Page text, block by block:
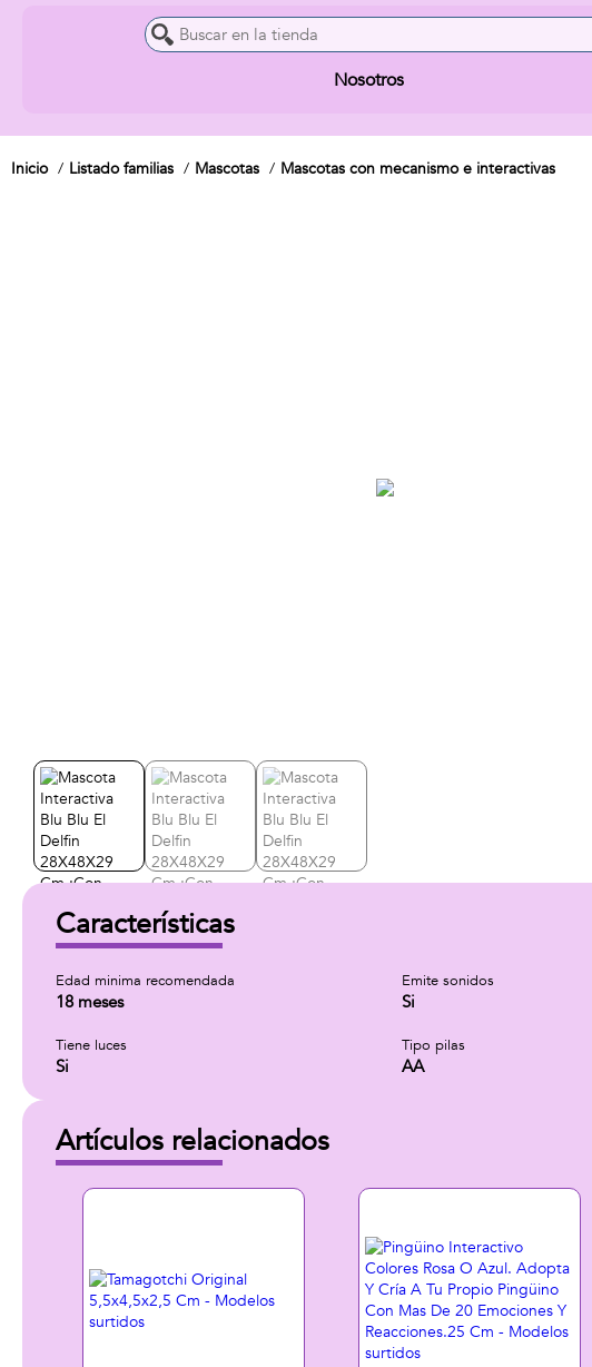
Nosotros
Inicio Listado familias Mascotas Mascotas con mecanismo e interactivas
Características
Edad minima recomendada
18 meses
Emite sonidos
Si
Tiene luces
Si
Tipo pilas
AA
Artículos relacionados